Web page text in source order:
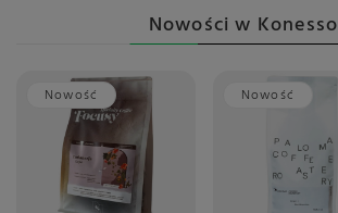
Nowości w Konesso
Nowość Nowość